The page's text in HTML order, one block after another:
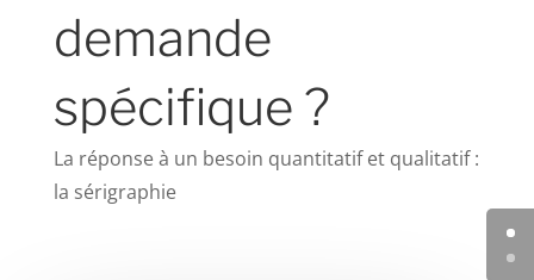
demande
spécifique ?
La réponse à un besoin quantitatif et qualitatif :
la sérigraphie